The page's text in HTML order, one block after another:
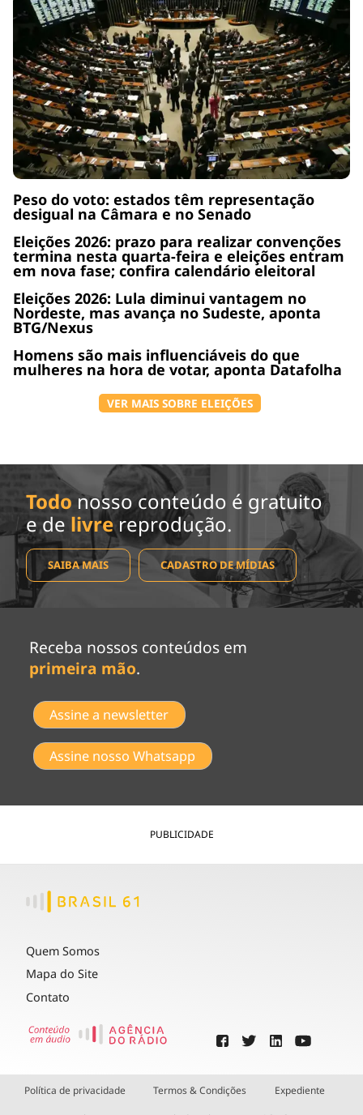
Peso do voto: estados têm representação
desigual na Câmara e no Senado
Eleições 2026: prazo para realizar convenções
termina nesta quarta-feira e eleições entram
em nova fase; confira calendário eleitoral
Eleições 2026: Lula diminui vantagem no
Nordeste, mas avança no Sudeste, aponta
BTG/Nexus
Homens são mais influenciáveis do que
mulheres na hora de votar, aponta Datafolha
VER MAIS SOBRE ELEIÇÕES
Todo nosso conteúdo é gratuito
e de livrereprodução.
SAIBA MAIS CADASTRO DE MÍDIAS
Receba nossos conteúdos em
primeira mão.
Assine a newsletter
Assine nosso Whatsapp
PUBLICIDADE
Quem Somos
Mapa do Site
Contato
Política de privacidade Termos & Condições Expediente